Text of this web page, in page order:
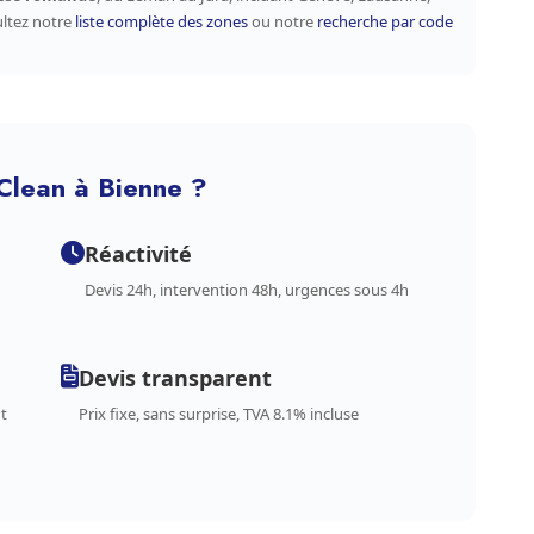
notre liste complète des zonesou notre recherche par code
à Bienne ?
Réactivité
Devis 24h, intervention 48h, urgences sous 4h
Devis transparent
Prix fixe, sans surprise, TVA 8.1% incluse